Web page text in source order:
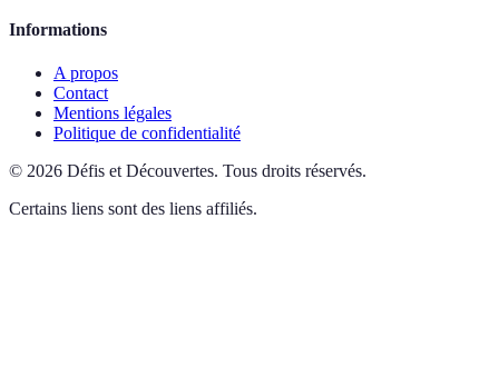
Informations
A propos
Contact
Mentions légales
Politique de confidentialité
© 2026 Défis et Découvertes. Tous droits réservés.
Certains liens sont des liens affiliés.